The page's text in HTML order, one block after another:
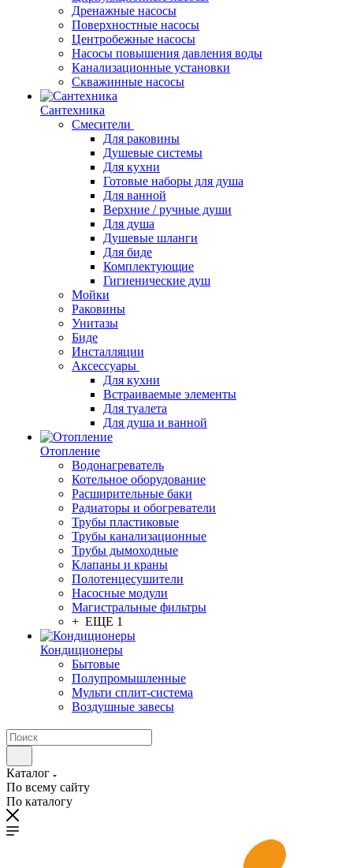
Дренажные насосы
Поверхностные насосы
Центробежные насосы
Насосы повышения давления воды
Канализационные установки
Скважинные насосы
Сантехника
Смесители
Для раковины
Душевые системы
Для кухни
Готовые наборы для душа
Для ванной
Верхние / ручные души
Для душа
Душевые шланги
Для биде
Комплектующие
Гигиенические душ
Мойки
Раковины
Унитазы
Биде
Инсталляции
Аксессуары
Для кухни
Встраиваемые элементы
Для туалета
Для душа и ванной
Отопление
Водонагреватель
Котельное оборудование
Расширительные баки
Радиаторы и обогреватели
Трубы пластиковые
Трубы канализационные
Трубы дымоходные
Клапаны и краны
Полотенцесушители
Насосные модули
Магистральные фильтры
+ ЕЩЕ 1
Кондиционеры
Бытовые
Полупромышленные
Мульти сплит-система
Воздушные завесы
Каталог
По всему сайту
По каталогу